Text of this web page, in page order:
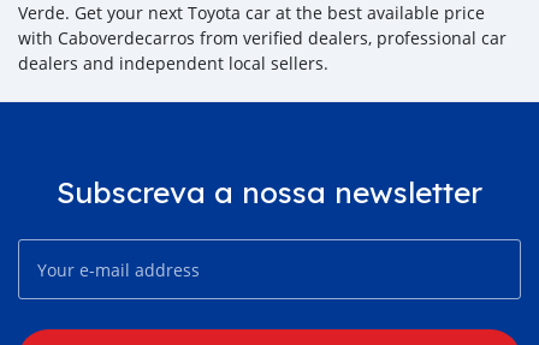
Verde. Get your next Toyota car at the best available price
with Caboverdecarros from verified dealers, professional car
dealers and independent local sellers.
Subscreva a nossa newsletter